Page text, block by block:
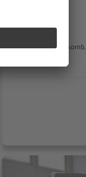
2.0 l/100km